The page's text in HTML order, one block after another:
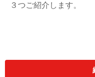
３つご紹介します。
ここからは、具体的な